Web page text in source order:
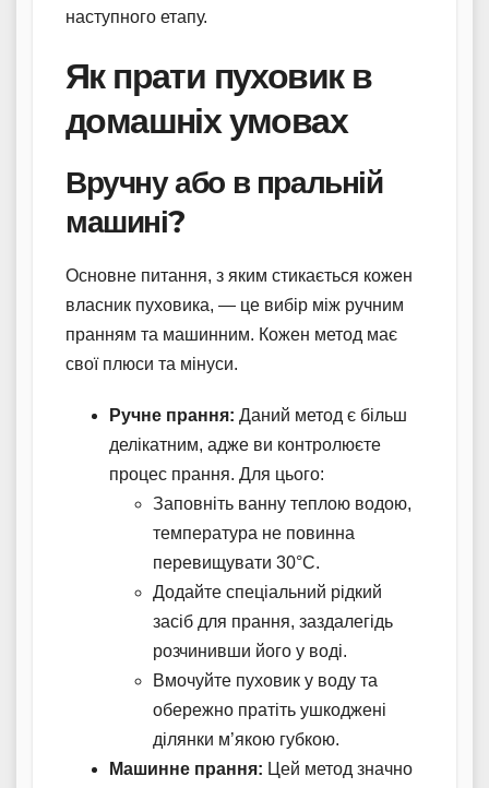
наступного етапу.
Як прати пуховик в
домашніх умовах
Вручну або в пральній
машині?
Основне питання, з яким стикається кожен
власник пуховика, — це вибір між ручним
пранням та машинним. Кожен метод має
свої плюси та мінуси.
Ручне прання: Даний метод є більш
делікатним, адже ви контролюєте
процес прання. Для цього:
Заповніть ванну теплою водою,
температура не повинна
перевищувати 30°C.
Додайте спеціальний рідкий
засіб для прання, заздалегідь
розчинивши його у воді.
Вмочуйте пуховик у воду та
обережно пратіть ушкоджені
ділянки м’якою губкою.
Машинне прання: Цей метод значно